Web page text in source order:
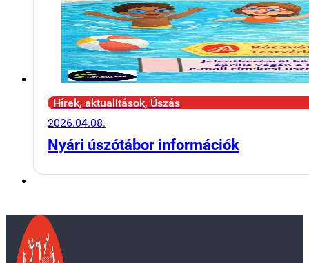
Hírek, aktualitások, Úszás
2026.04.08.
Nyári úszótábor információk